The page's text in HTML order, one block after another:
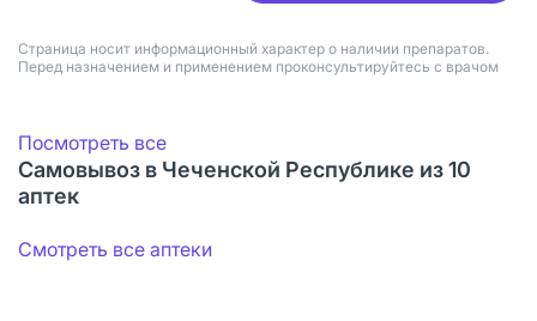
Страница носит информационный характер о наличии препаратов.
Перед назначением и применением проконсультируйтесь с врачом
Посмотреть все
Самовывоз в Чеченской Республике из 10
аптек
Смотреть все аптеки